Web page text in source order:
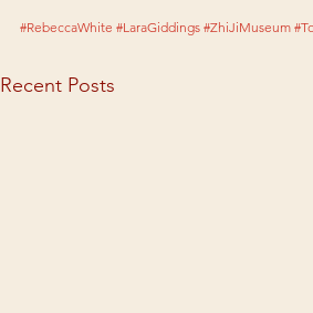
#RebeccaWhite #LaraGiddings #ZhiJiMuseum
Recent Posts